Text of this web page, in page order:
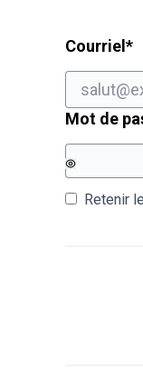
Courriel *
Mot de
Retenir